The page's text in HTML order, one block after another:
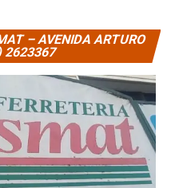
– AVENIDA ARTURO
2623367